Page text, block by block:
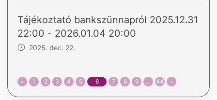
Tájékoztató bankszünnapról 2025.12.31
22:00 - 2026.01.04 20:00
2025. dec. 22.
« 1 2 3 4 5 6 7 8 9 … 44 »